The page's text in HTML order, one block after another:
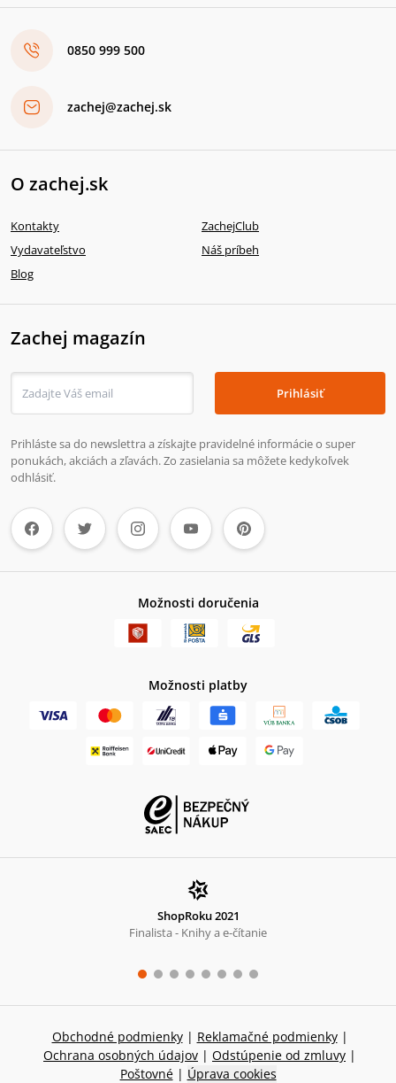
0850 999 500
zachej@zachej.sk
O zachej.sk
Kontakty
ZachejClub
Vydavateľstvo
Náš príbeh
Blog
Zachej magazín
Prihlásiť
Prihláste sa do newslettra a získajte pravidelné informácie o super
ponukách, akciách a zľavách. Zo zasielania sa môžete kedykoľvek
odhlásiť.
Možnosti doručenia
Možnosti platby
ShopRoku 2021
Finalista - Knihy a e-čítanie
Obchodné podmienky | Reklamačné podmienky |
Ochrana osobných údajov | Odstúpenie od zmluvy |
Poštovné | Úprava cookies